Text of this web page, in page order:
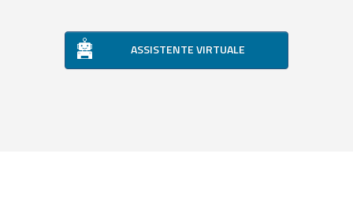
ASSISTENTE VIRTUALE